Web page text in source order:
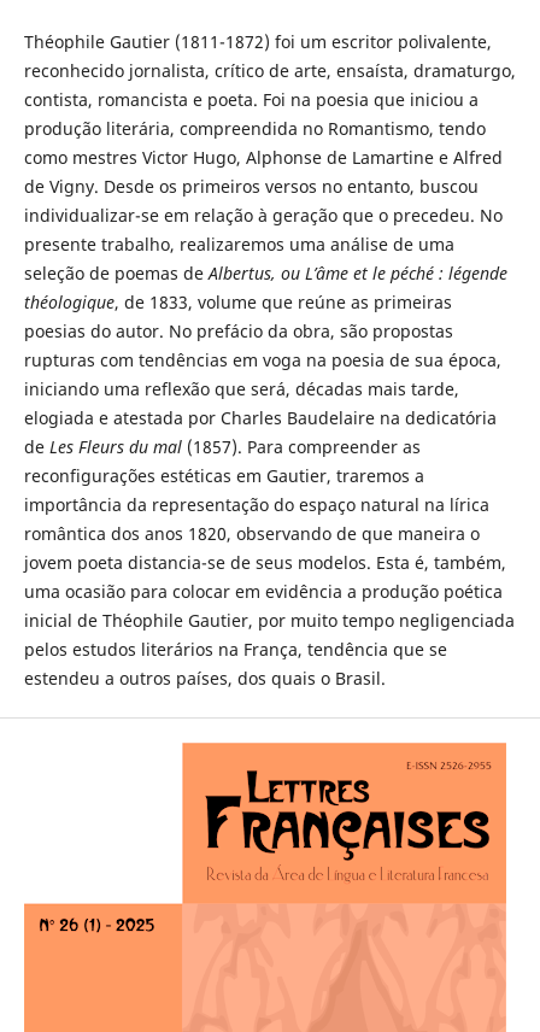
Théophile Gautier (1811-1872) foi um escritor polivalente,
reconhecido jornalista, crítico de arte, ensaísta, dramaturgo,
contista, romancista e poeta. Foi na poesia que iniciou a
produção literária, compreendida no Romantismo, tendo
como mestres Victor Hugo, Alphonse de Lamartine e Alfred
de Vigny. Desde os primeiros versos no entanto, buscou
individualizar-se em relação à geração que o precedeu. No
presente trabalho, realizaremos uma análise de uma
seleção de poemas deAlbertus, ou L’âme et le péché : légende
théologique, de 1833, volume que reúne as primeiras
poesias do autor. No prefácio da obra, são propostas
rupturas com tendências em voga na poesia de sua época,
iniciando uma reflexão que será, décadas mais tarde,
elogiada e atestada por Charles Baudelaire na dedicatória
de Les Fleurs du mal(1857). Para compreender as
reconfigurações estéticas em Gautier, traremos a
importância da representação do espaço natural na lírica
romântica dos anos 1820, observando de que maneira o
jovem poeta distancia-se de seus modelos. Esta é, também,
uma ocasião para colocar em evidência a produção poética
inicial de Théophile Gautier, por muito tempo negligenciada
pelos estudos literários na França, tendência que se
estendeu a outros países, dos quais o Brasil.